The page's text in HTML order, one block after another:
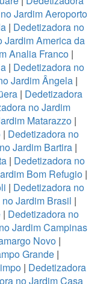
Jardim Aeroporto
| Dedetizadora no
Jardim America da
Analia Franco |
| Dedetizadora no
Jardim Ângela|
| Dedetizadora
no Jardim
Matarazzo|
| Dedetizadora no
Jardim Bartira |
| Dedetizadora no
Bom Refugio|
| Dedetizadora no
Jardim Brasil |
| Dedetizadora no
Jardim Campinas
Novo |
Grande|
| Dedetizadora
no Jardim Casa